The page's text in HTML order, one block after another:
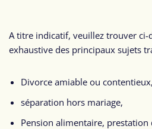
A titre indicatif, veuillez trouver ci-
exhaustive des principaux sujets
Divorce amiable ou contentieux,
séparation hors mariage,
Pension alimentaire, prestation